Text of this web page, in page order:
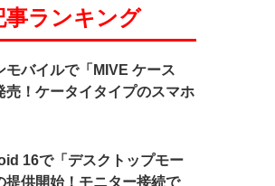
事ランキング
モバイルで「MIVE ケース
売！ケータイタイプのスマホ
16で「デスクトップモー
提供開始！モニター接続で